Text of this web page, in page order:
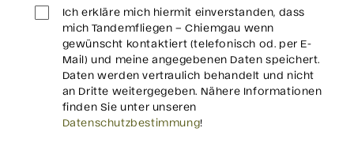
Ich erkläre mich hiermit einverstanden, dass
mich Tandemfliegen – Chiemgau wenn
gewünscht kontaktiert (telefonisch od. per E-
Mail) und meine angegebenen Daten speichert.
Daten werden vertraulich behandelt und nicht
an Dritte weitergegeben. Nähere Informationen
finden Sie unter unseren
Datenschutzbestimmung!